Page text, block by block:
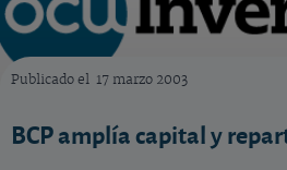
Publicado el 17 marzo 2003
BCP amplía capital y